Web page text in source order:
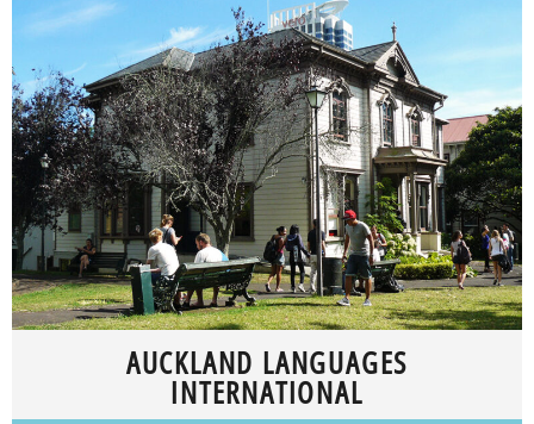
AUCKLAND LANGUAGES
INTERNATIONAL